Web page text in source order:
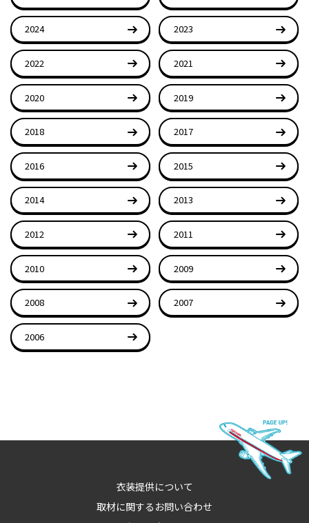
2024 2023
2022 2021
2020 2019
2018 2017
2016 2015
2014 2013
2012 2011
2010 2009
2008 2007
2006
衣装提供について
取材に関するお問い合わせ